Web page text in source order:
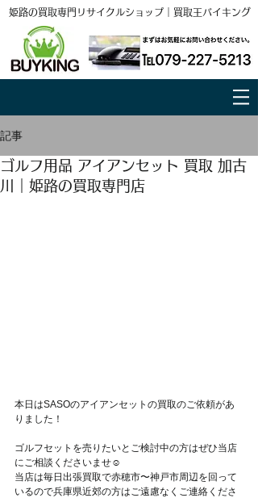
姫路の買取専門リサイクルショップ｜買取王バイキング
記事
ゴルフ用品 アイアンセット 買取 加古
川｜姫路の買取専門店
本日はSASOのアイアンセットの買取のご依頼があ
りました！
ゴルフセットを売りたいとご検討中の方はぜひ当店
にご相談くださいませ☺
当店は毎日出張買取で赤穂市〜神戸市周辺を回って
いるので兵庫県近郊の方はご遠慮なくご連絡くださ